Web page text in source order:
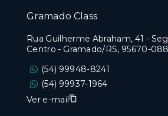
Gramado Class
Rua Guilherme Abraham, 41 -
Centro - Gramado/RS, 95670-088
(54) 99948-8241
(54) 99937-1964
Ver e-mail